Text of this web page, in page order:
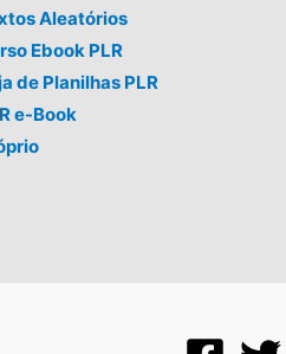
Aleatórios
Ebook PLR
de Planilhas PLR
e-Book